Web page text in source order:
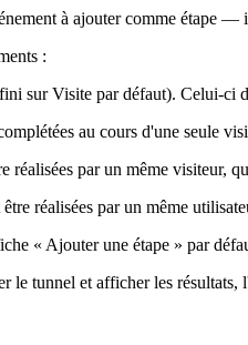
à ajouter comme étape
:
sur Visite par défaut). Celui-ci
au cours d'une seule
réalisées par un même visiteur,
réalisées par un même
« Ajouter une étape » par
le tunnel et afficher les résultats,